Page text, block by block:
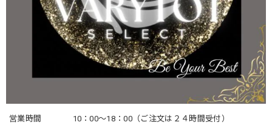
営業時間
10：00〜18：00（ご注文は２４時間受付）